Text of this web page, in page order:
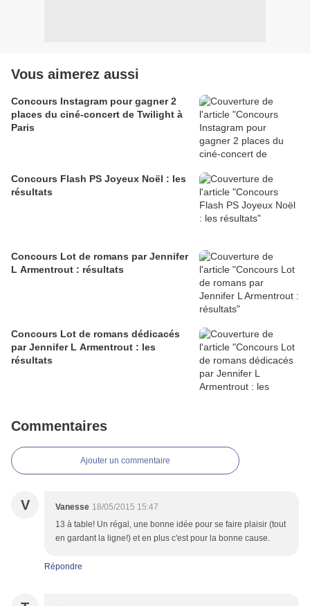
Vous aimerez aussi
Concours Instagram pour gagner 2
places du ciné-concert de Twilight à
Paris
Concours Flash PS Joyeux Noël : les
résultats
Concours Lot de romans par Jennifer
L Armentrout : résultats
Concours Lot de romans dédicacés
par Jennifer L Armentrout : les
résultats
Commentaires
Ajouter un commentaire
V Vanesse 18/05/2015 15:47
13 à table! Un régal, une bonne idée pour se faire plaisir (tout
en gardant la ligne!) et en plus c'est pour la bonne cause.
Répondre